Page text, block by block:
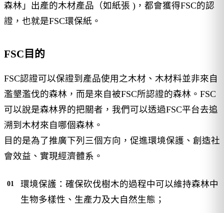
森林」出產的木材產品（如紙張 )，都會獲得FSC的認
證，也就是FSC環保紙。
FSC目的
FSC認證可以保證到產品使用之木材、木材料並非來自
濫墾濫伐的森林，而是來自被FSC所認證的森林。FSC
可以說是森林界的把關者，我們可以透過FSC平台去追
溯到木材來自哪個森林。
目的是為了推廣下列三個方向，促進環境保護、創造社
會效益、實現經濟體系。
環境保護：確保砍伐樹木的過程中可以維持森林中
生物多樣性、生產力及大自然生態；